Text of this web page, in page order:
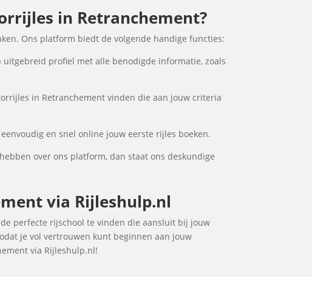
in Retranchement?
Ons platform biedt de volgende handige functies:
profiel met alle benodigde informatie, zoals
in Retranchement vinden die aan jouw criteria
en snel online jouw eerste rijles boeken.
over ons platform, dan staat ons deskundige
via Rijleshulp.nl
perfecte rijschool te vinden die aansluit bij jouw
je vol vertrouwen kunt beginnen aan jouw
via Rijleshulp.nl!